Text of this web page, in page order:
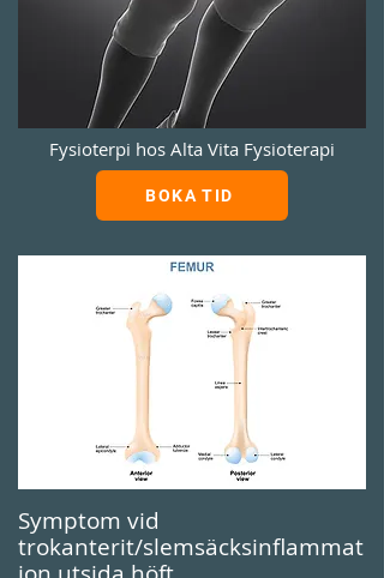
Fysioterpi hos Alta Vita Fysioterapi
BOKA TID
Symptom vid
trokanterit/slemsäcksinflammat